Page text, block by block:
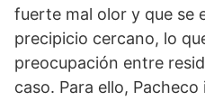
fuerte mal olor y que se
precipicio cercano, lo
preocupación entre
caso. Para ello,